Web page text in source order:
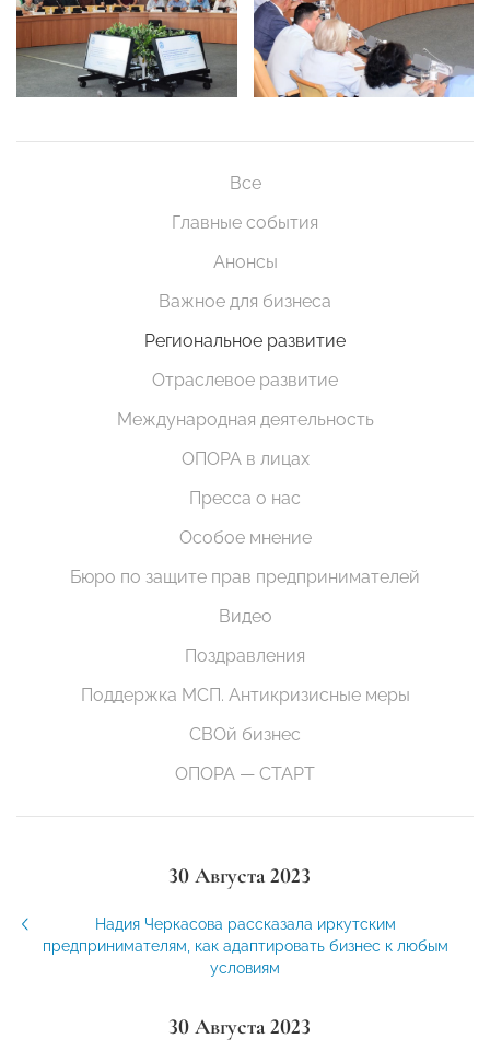
Все
Главные события
Анонсы
Важное для бизнеса
Региональное развитие
Отраслевое развитие
Международная деятельность
ОПОРА в лицах
Пресса о нас
Особое мнение
Бюро по защите прав предпринимателей
Видео
Поздравления
Поддержка МСП. Антикризисные меры
СВОй бизнес
ОПОРА — СТАРТ
30 Августа 2023
Надия Черкасова рассказала иркутским
предпринимателям, как адаптировать бизнес к любым
условиям
30 Августа 2023